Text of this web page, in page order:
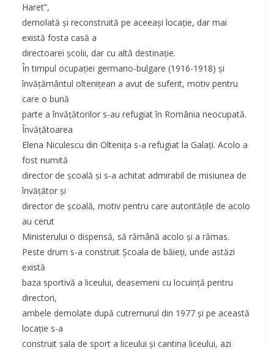
Haret”,
demolată şi reconstruită pe aceeaşi locaţie, dar mai
există fosta casă a
directoarei şcolii, dar cu altă destinaţie.
În timpul ocupaţiei germano-bulgare (1916-1918) şi
învăţământul olteniţean a avut de suferit, motiv pentru
care o bună
parte a învăţătorilor s-au refugiat în România neocupată.
Învăţătoarea
Elena Niculescu din Olteniţa s-a refugiat la Galaţi. Acolo a
fost numită
director de şcoală şi s-a achitat admirabil de misiunea de
învăţător şi
director de şcoală, motiv pentru care autorităţile de acolo
au cerut
Ministerului o dispensă, să rămână acolo şi a rămas.
Peste drum s-a construit Şcoala de băieţi, unde astăzi
există
baza sportivă a liceului, deasemeni cu locuinţă pentru
directori,
ambele demolate după cutremurul din 1977 şi pe această
locaţie s-a
construit sala de sport a liceului şi cantina liceului, azi